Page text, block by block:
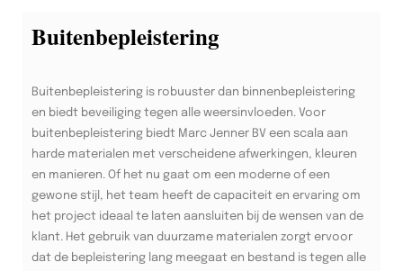
Buitenbepleistering
Buitenbepleistering is robuuster dan binnenbepleistering
en biedt beveiliging tegen alle weersinvloeden. Voor
buitenbepleistering biedt Marc Jenner BV een scala aan
harde materialen met verscheidene afwerkingen, kleuren
en manieren. Of het nu gaat om een moderne of een
gewone stijl, het team heeft de capaciteit en ervaring om
het project ideaal te laten aansluiten bij de wensen van de
klant. Het gebruik van duurzame materialen zorgt ervoor
dat de bepleistering lang meegaat en bestand is tegen alle